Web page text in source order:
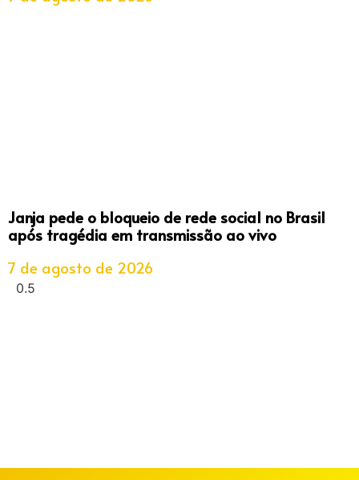
Janja pede o bloqueio de rede social no Brasil
após tragédia em transmissão ao vivo
7 de agosto de 2026